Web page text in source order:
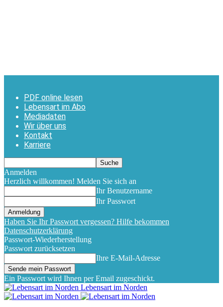
PDF online lesen
Lebensart im Abo
Mediadaten
Wir über uns
Kontakt
Karriere
Anmelden
Herzlich willkommen! Melden Sie sich an
Ihr Benutzername
Ihr Passwort
Haben Sie Ihr Passwort vergessen? Hilfe bekommen
Datenschutzerklärung
Passwort-Wiederherstellung
Passwort zurücksetzen
Ihre E-Mail-Adresse
Ein Passwort wird Ihnen per Email zugeschickt.
Lebensart im Norden